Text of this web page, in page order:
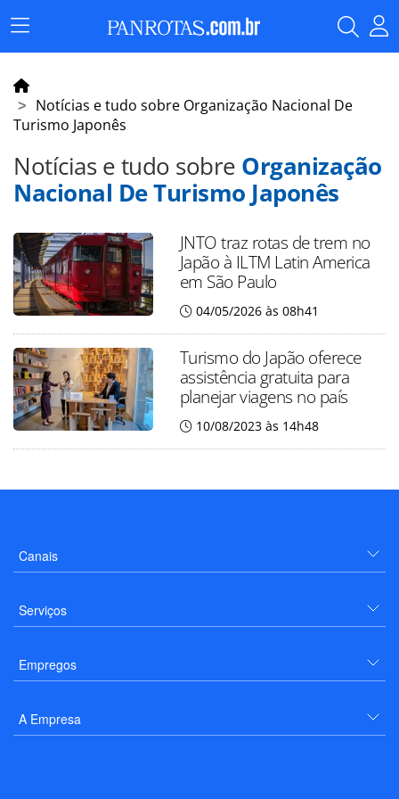
Menu
Principal
Notícias e tudo sobre Organização Nacional De
Turismo Japonês
Notícias e tudo sobre Organização
Nacional De Turismo Japonês
JNTO traz rotas de trem no
Japão à ILTM Latin America
em São Paulo
04/05/2026 às 08h41
Turismo do Japão oferece
assistência gratuita para
planejar viagens no país
10/08/2023 às 14h48
Canais
Serviços
Empregos
A Empresa